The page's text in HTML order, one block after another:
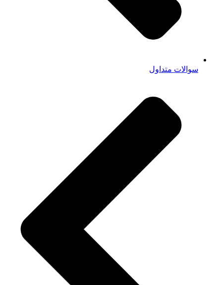
سوالات متداول